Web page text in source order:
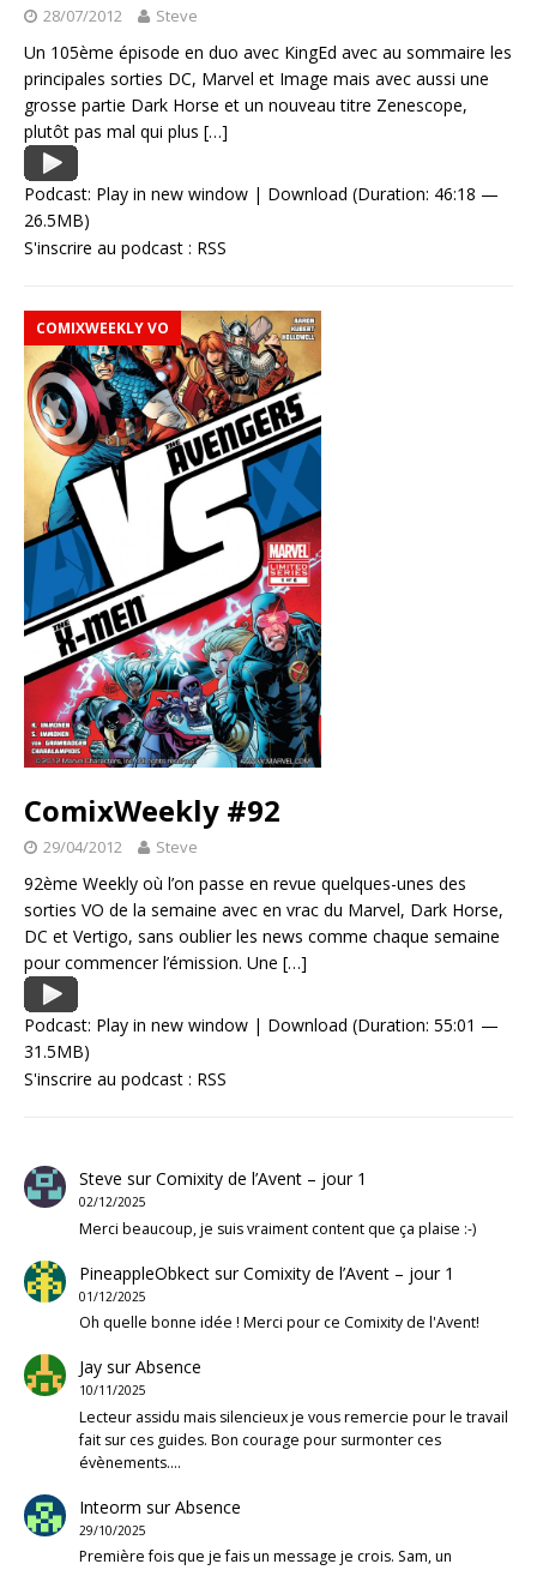
28/07/2012 Steve
Un 105ème épisode en duo avec KingEd avec au sommaire les
principales sorties DC, Marvel et Image mais avec aussi une
grosse partie Dark Horse et un nouveau titre Zenescope,
plutôt pas mal qui plus […]
Podcast: Play in new window | Download (Duration: 46:18 —
26.5MB)
S'inscrire au podcast : RSS
COMIXWEEKLY VO
ComixWeekly #92
29/04/2012 Steve
92ème Weekly où l’on passe en revue quelques-unes des
sorties VO de la semaine avec en vrac du Marvel, Dark Horse,
DC et Vertigo, sans oublier les news comme chaque semaine
pour commencer l’émission. Une […]
Podcast: Play in new window | Download (Duration: 55:01 —
31.5MB)
S'inscrire au podcast : RSS
Steve surComixity de l’Avent – jour 1
02/12/2025
Merci beaucoup, je suis vraiment content que ça plaise :-)
PineappleObkectsurComixity de l’Avent – jour 1
01/12/2025
Oh quelle bonne idée ! Merci pour ce Comixity de l'Avent!
JaysurAbsence
10/11/2025
Lecteur assidu mais silencieux je vous remercie pour le travail
fait sur ces guides. Bon courage pour surmonter ces
évènements.…
Inteorm surAbsence
29/10/2025
Première fois que je fais un message je crois. Sam, un